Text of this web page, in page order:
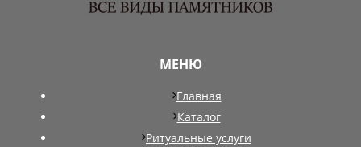
МЕНЮ
Главная
Каталог
Ритуальные услуги